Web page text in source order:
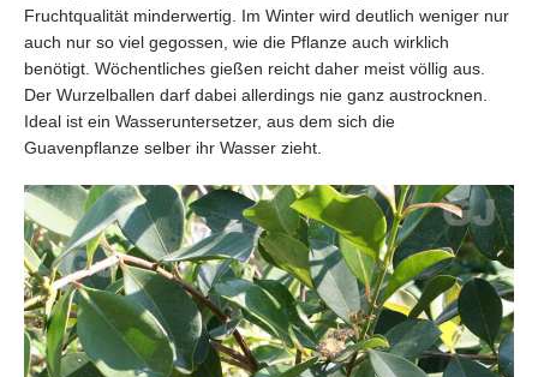
Fruchtqualität minderwertig. Im Winter wird deutlich weniger nur
auch nur so viel gegossen, wie die Pflanze auch wirklich
benötigt. Wöchentliches gießen reicht daher meist völlig aus.
Der Wurzelballen darf dabei allerdings nie ganz austrocknen.
Ideal ist ein Wasseruntersetzer, aus dem sich die
Guavenpflanze selber ihr Wasser zieht.